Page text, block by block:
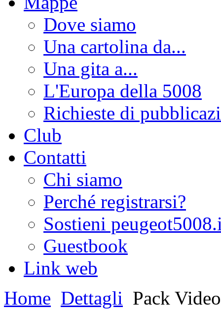
Dove siamo
Una cartolina da...
Una gita a...
L'Europa della 5008
Richieste di
Club
Contatti
Chi siamo
Perché registrarsi?
Sostieni
Guestbook
Link web
Home Dettagli Pack Video